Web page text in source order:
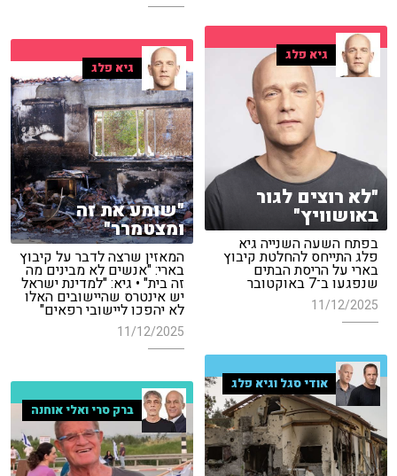
גיא פלג
"לא רוצים לגור
באושוויץ"
בפתח השעה השנייה גיא
פלג התייחס להחלטת קיבוץ
בארי על הריסת הבתים
שנפגעו ב־7 באוקטובר
11/12/2025
גיא פלג
"שומע את זה
ומצטמרר"
המאזין שרצה לדבר על קיבוץ
בארי: "אנשים לא מבינים מה
זה בית" • גיא: "למדינת ישראל
יש אינטרס שהיישובים האלו
לא יהפכו ליישובי רפאים"
11/12/2025
אודי סגל וגיא פלג
ברק סרי ואלי אוחנה